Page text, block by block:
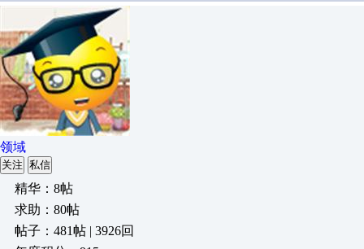
领域
关注 私信
精华：8帖
求助：80帖
帖子：481帖 | 3926回